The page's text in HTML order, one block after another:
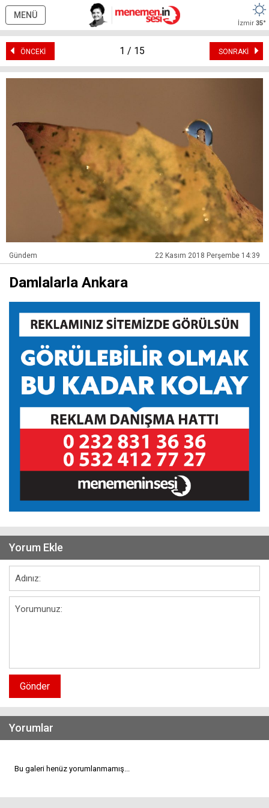
MENÜ
İzmir 35°
ÖNCEKİ SONRAKİ
1 / 15
Gündem 22 Kasım 2018 Perşembe 14:39
Damlalarla Ankara
Yorum Ekle
Gönder
Yorumlar
Bu galeri henüz yorumlanmamış...